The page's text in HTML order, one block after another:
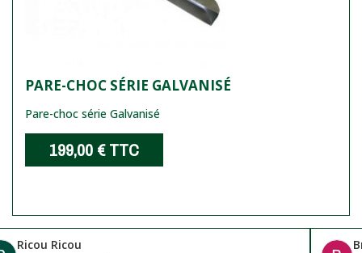
PARE-CHOC SÉRIE GALVANISÉ
Pare-choc série Galvanisé
199,00 €TTC
Ricou Ricou